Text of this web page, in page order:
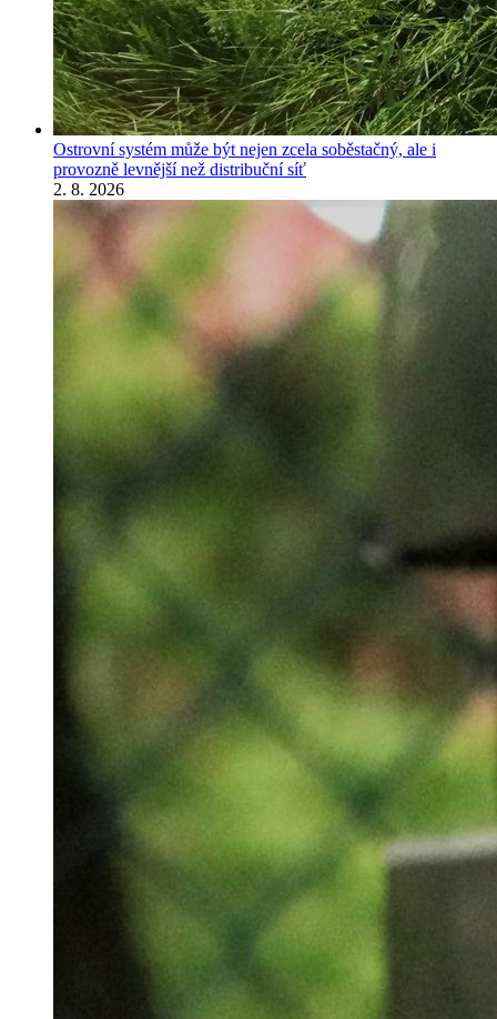
Ostrovní systém může být nejen zcela soběstačný, ale i
provozně levnější než distribuční síť
2. 8. 2026